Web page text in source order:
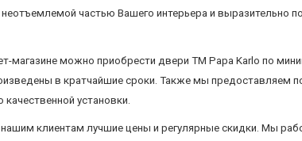
неотъемлемой частью Вашего интерьера и выразительно
магазине можно приобрести двери ТМ Papa Karlo по
в кратчайшие сроки. Также мы предоставляем
качественной установки.
клиентам лучшие цены и регулярные скидки. Мы